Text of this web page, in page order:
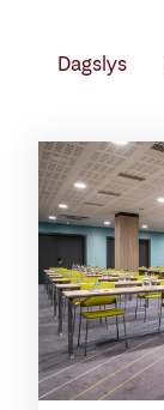
Dagslys